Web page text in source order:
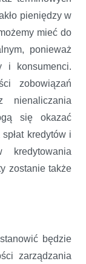
pieniędzy w
mieć do
ponieważ
i konsumenci.
zobowiązań
nienaliczania
się okazać
kredytów i
kredytowania
zostanie także
będzie
zarządzania